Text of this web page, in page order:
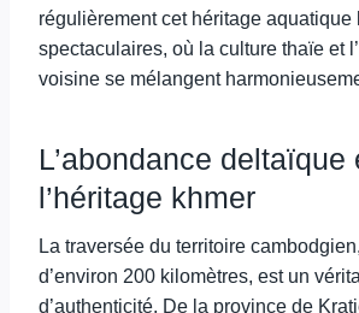
régulièrement cet héritage aquatique
spectaculaires, où la culture thaïe et
voisine se mélangent
L’abondance deltaïque
l’héritage khmer
La traversée du territoire
d’environ 200 kilomètres, est un
d’authenticité. De la province de